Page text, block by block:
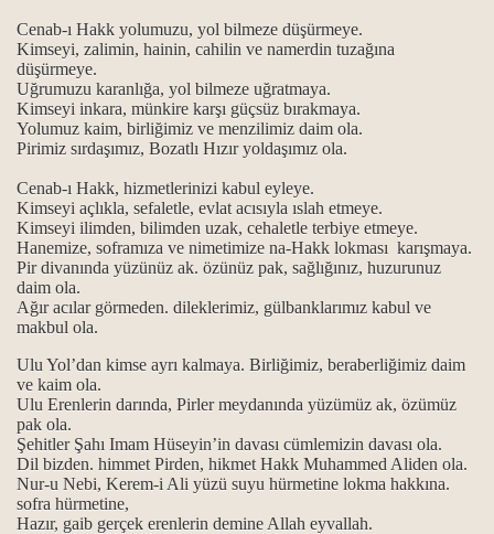
Cenab-ı Hakk yolumuzu, yol bilmeze düşürmeye.
Kimseyi, zalimin, hainin, cahilin ve namerdin tuzağına
düşürmeye.
Uğrumuzu karanlığa, yol bilmeze uğratmaya.
Kimseyi inkara, münkire karşı güçsüz bırakmaya.
Yolumuz kaim, birliğimiz ve menzilimiz daim ola.
Pirimiz sırdaşımız, Bozatlı Hızır yoldaşımız ola.
Cenab-ı Hakk, hizmetlerinizi kabul eyleye.
Kimseyi açlıkla, sefaletle, evlat acısıyla ıslah etmeye.
Kimseyi ilimden, bilimden uzak, cehaletle terbiye etmeye.
Hanemize, soframıza ve nimetimize na-Hakk lokması karışmaya.
Pir divanında yüzünüz ak. özünüz pak, sağlığınız, huzurunuz
daim ola.
Ağır acılar görmeden. dileklerimiz, gülbanklarımız kabul ve
makbul ola.
Ulu Yol’dan kimse ayrı kalmaya. Birliğimiz, beraberliğimiz daim
ve kaim ola.
Ulu Erenlerin darında, Pirler meydanında yüzümüz ak, özümüz
pak ola.
Şehitler Şahı Imam Hüseyin’in davası cümlemizin davası ola.
Dil bizden. himmet Pirden, hikmet Hakk Muhammed Aliden ola.
Nur-u Nebi, Kerem-i Ali yüzü suyu hürmetine lokma hakkına.
sofra hürmetine,
Hazır, gaib gerçek erenlerin demine Allah eyvallah.
ve mührünü açma gülbengi…
ve mührünü açma gülbengi…
gülbenkleri...